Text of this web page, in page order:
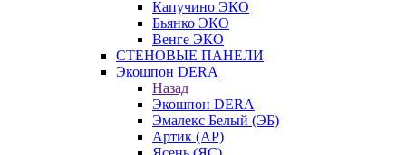
Капучино ЭКО
Бьянко ЭКО
Венге ЭКО
СТЕНОВЫЕ ПАНЕЛИ
Экошпон DERA
Назад
Экошпон DERA
Эмалекс Белый (ЭБ)
Артик (АР)